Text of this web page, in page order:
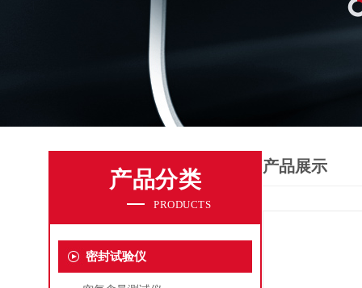
产品分类
PRODUCTS
密封试验仪
产品展示